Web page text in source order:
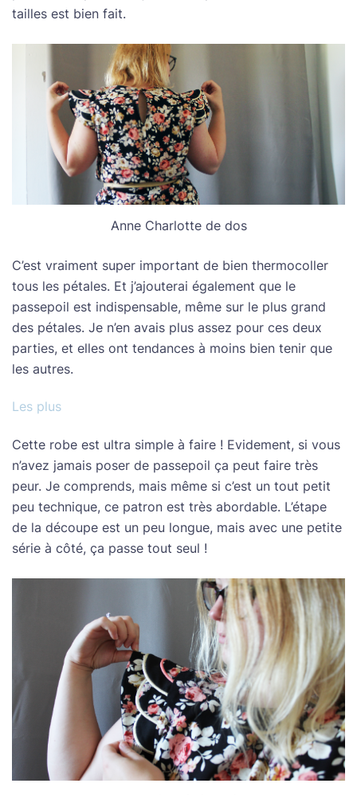
tailles est bien fait.
Anne Charlotte de dos
C’est vraiment super important de bien thermocoller
tous les pétales. Et j’ajouterai également que le
passepoil est indispensable, même sur le plus grand
des pétales. Je n’en avais plus assez pour ces deux
parties, et elles ont tendances à moins bien tenir que
les autres.
Les plus
Cette robe est ultra simple à faire ! Evidement, si vous
n’avez jamais poser de passepoil ça peut faire très
peur. Je comprends, mais même si c’est un tout petit
peu technique, ce patron est très abordable. L’étape
de la découpe est un peu longue, mais avec une petite
série à côté, ça passe tout seul !